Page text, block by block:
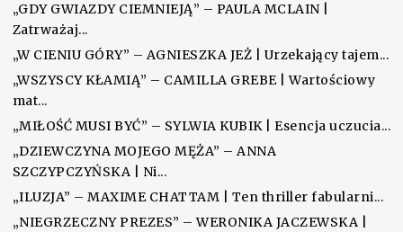
„GDY GWIAZDY CIEMNIEJĄ” – PAULA MCLAIN |
Zatrważaj...
„W CIENIU GÓRY” – AGNIESZKA JEŻ | Urzekający tajem...
„WSZYSCY KŁAMIĄ” – CAMILLA GREBE | Wartościowy
mat...
„MIŁOŚĆ MUSI BYĆ” – SYLWIA KUBIK | Esencja uczucia...
„DZIEWCZYNA MOJEGO MĘŻA” – ANNA
SZCZYPCZYŃSKA | Ni...
„ILUZJA” – MAXIME CHATTAM | Ten thriller fabularni...
„NIEGRZECZNY PREZES” – WERONIKA JACZEWSKA |